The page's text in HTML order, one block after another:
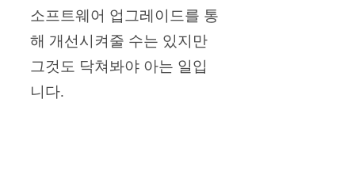
소프트웨어 업그레이드를 통
해 개선시켜줄 수는 있지만
그것도 닥쳐봐야 아는 일입
니다.